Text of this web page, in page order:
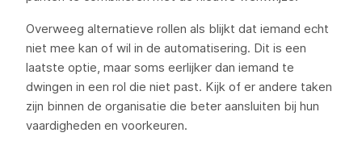
Overweeg alternatieve rollen als blijkt dat iemand echt
niet mee kan of wil in de automatisering. Dit is een
laatste optie, maar soms eerlijker dan iemand te
dwingen in een rol die niet past. Kijk of er andere taken
zijn binnen de organisatie die beter aansluiten bij hun
vaardigheden en voorkeuren.